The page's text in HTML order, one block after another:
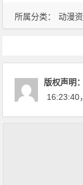
所属分类： 动漫
版权声明
16:23:40